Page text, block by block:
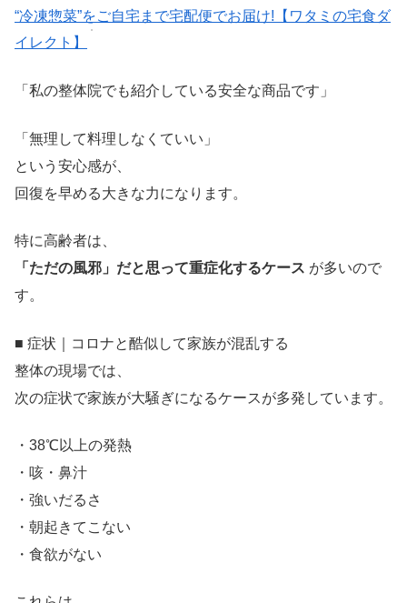
“冷凍惣菜”をご自宅まで宅配便でお届け!【ワタミの宅食ダ
イレクト】
「私の整体院でも紹介している安全な商品です」
「無理して料理しなくていい」
という安心感が、
回復を早める大きな力になります。
特に高齢者は、
「ただの風邪」だと思って重症化するケース が多いので
す。
■ 症状｜コロナと酷似して家族が混乱する
整体の現場では、
次の症状で家族が大騒ぎになるケースが多発しています。
・38℃以上の発熱
・咳・鼻汁
・強いだるさ
・朝起きてこない
・食欲がない